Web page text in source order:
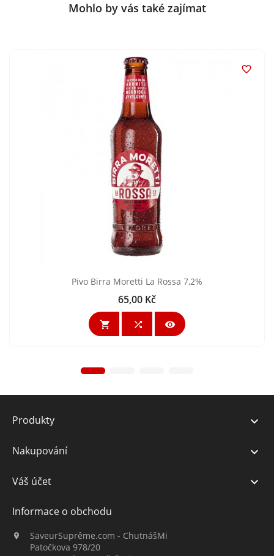
Mohlo by vás také zajímat

Pivo Birra Moretti La Rossa 7,2%
Cena
65,00 Kč
  
Produkty 
Nakupování 
Váš účet 
Informace o obchodu

SaveurSuprême.com - ChutnášMi
Patočkova 978/20